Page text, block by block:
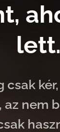
lett.
csak
az nem